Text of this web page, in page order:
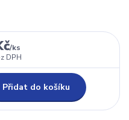
/ks
DPH
Přidat do košíku